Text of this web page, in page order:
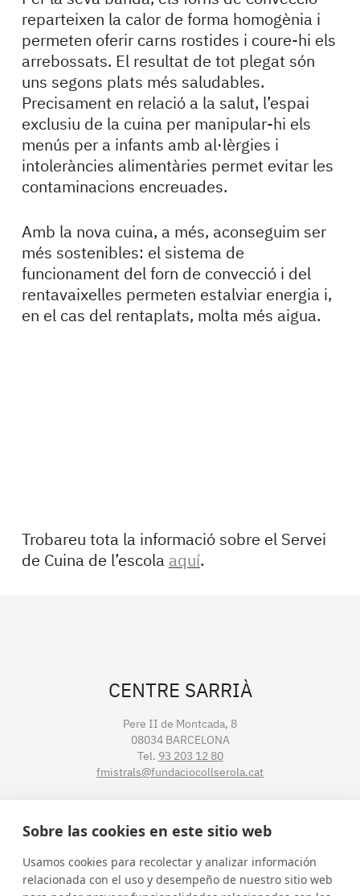
reparteixen la calor de forma homogènia i
permeten oferir carns rostides i coure-hi els
arrebossats. El resultat de tot plegat són
uns segons plats més saludables.
Precisament en relació a la salut, l’espai
exclusiu de la cuina per manipular-hi els
menús per a infants amb al·lèrgies i
intoleràncies alimentàries permet evitar les
contaminacions encreuades.
Amb la nova cuina, a més, aconseguim ser
més sostenibles: el sistema de
funcionament del forn de convecció i del
rentavaixelles permeten estalviar energia i,
en el cas del rentaplats, molta més aigua.
Trobareu tota la informació sobre el Servei
de Cuina de l’escola aquí.
CENTRE SARRIÀ
Pere II de Montcada, 8
08034 BARCELONA
Tel. 93 203 12 80
fmistrals@fundaciocollserola.cat
CENTRE TIBIDABO
Lluís Muntadas, 3-5-7
08035 BARCELONA
Tel.93 211 89 54
Sobre las cookies en este sitio web
Usamos cookies para recolectar y analizar información
relacionada con el uso y desempeño de nuestro sitio web